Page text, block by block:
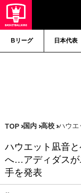
Bリーグ 日本代表
TOP 国内 高校 ハウエ
ハウエット凪音
へ…アディダスが
手を発表